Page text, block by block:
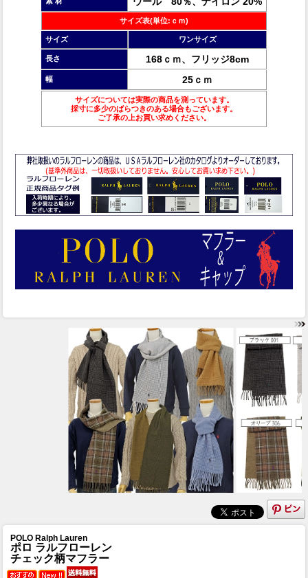
サイズ表(単位:ｃｍ)
サイズ ワンサイズ
長さ 168ｃｍ、フリッジ8cm
幅 25ｃｍ
サイズについては実際の商品を測っています。
採寸に多少のばらつきのある場合もございます。
ご了承の上お買い求めください。
POLO Ralph Lauren
ポロ ラルフローレン
チェック柄マフラー